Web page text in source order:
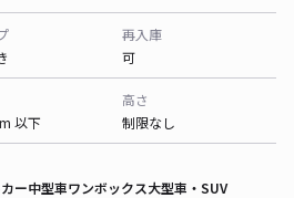
再入庫
可
以下
高さ
制限なし
ー中型車ワンボックス大型車・SUV